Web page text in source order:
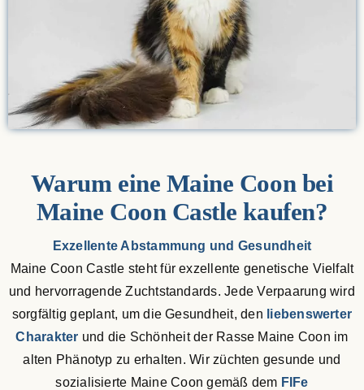
Warum eine Maine Coon bei
Maine Coon Castle kaufen?
Exzellente Abstammung und Gesundheit
Maine Coon Castle steht für exzellente genetische Vielfalt
und hervorragende Zuchtstandards. Jede Verpaarung wird
sorgfältig geplant, um die Gesundheit, den liebenswerter
Charakter und die Schönheit der Rasse Maine Coon im
alten Phänotyp zu erhalten. Wir züchten gesunde und
sozialisierte Maine Coon gemäß dem FIFe